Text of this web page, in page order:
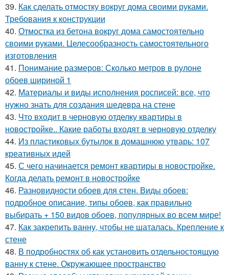
39. Как сделать отмостку вокруг дома своими руками.
Требования к конструкции
40. Отмостка из бетона вокруг дома самостоятельно
своими руками. Целесообразность самостоятельного
изготовления
41. Понимание размеров: Сколько метров в рулоне
обоев шириной 1
42. Материалы и виды исполнения росписей: все, что
нужно знать для создания шедевра на стене
43. Что входит в черновую отделку квартиры в
новостройке.. Какие работы входят в черновую отделку
44. Из пластиковых бутылок в домашнюю утварь: 107
креативных идей
45. С чего начинается ремонт квартиры в новостройке.
Когда делать ремонт в новостройке
46. Разновидности обоев для стен. Виды обоев:
подробное описание, типы обоев, как правильно
выбирать + 150 видов обоев, популярных во всем мире!
47. Как закрепить ванну, чтобы не шаталась. Крепление к
стене
48. В подробностях об как установить отдельностоящую
ванну к стене. Окружающее пространство